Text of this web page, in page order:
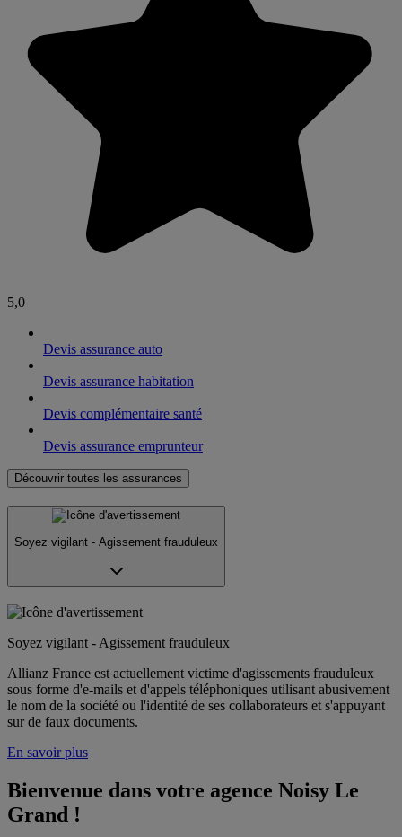
5,0
Devis assurance auto
Devis assurance habitation
Devis complémentaire santé
Devis assurance emprunteur
Découvrir toutes les assurances
Soyez vigilant - Agissement frauduleux
Soyez vigilant - Agissement frauduleux
Allianz France est actuellement victime d'agissements frauduleux
sous forme d'e-mails et d'appels téléphoniques utilisant abusivement
le nom de la société ou l'identité de ses collaborateurs et s'appuyant
sur de faux documents.
En savoir plus
Bienvenue dans votre agence Noisy Le
Grand !